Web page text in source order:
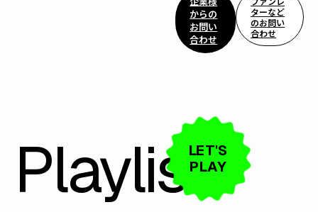
からの
お問い
合わせ
ターなど
のお問い
合わせ
PlaylistLET'S
PLAY